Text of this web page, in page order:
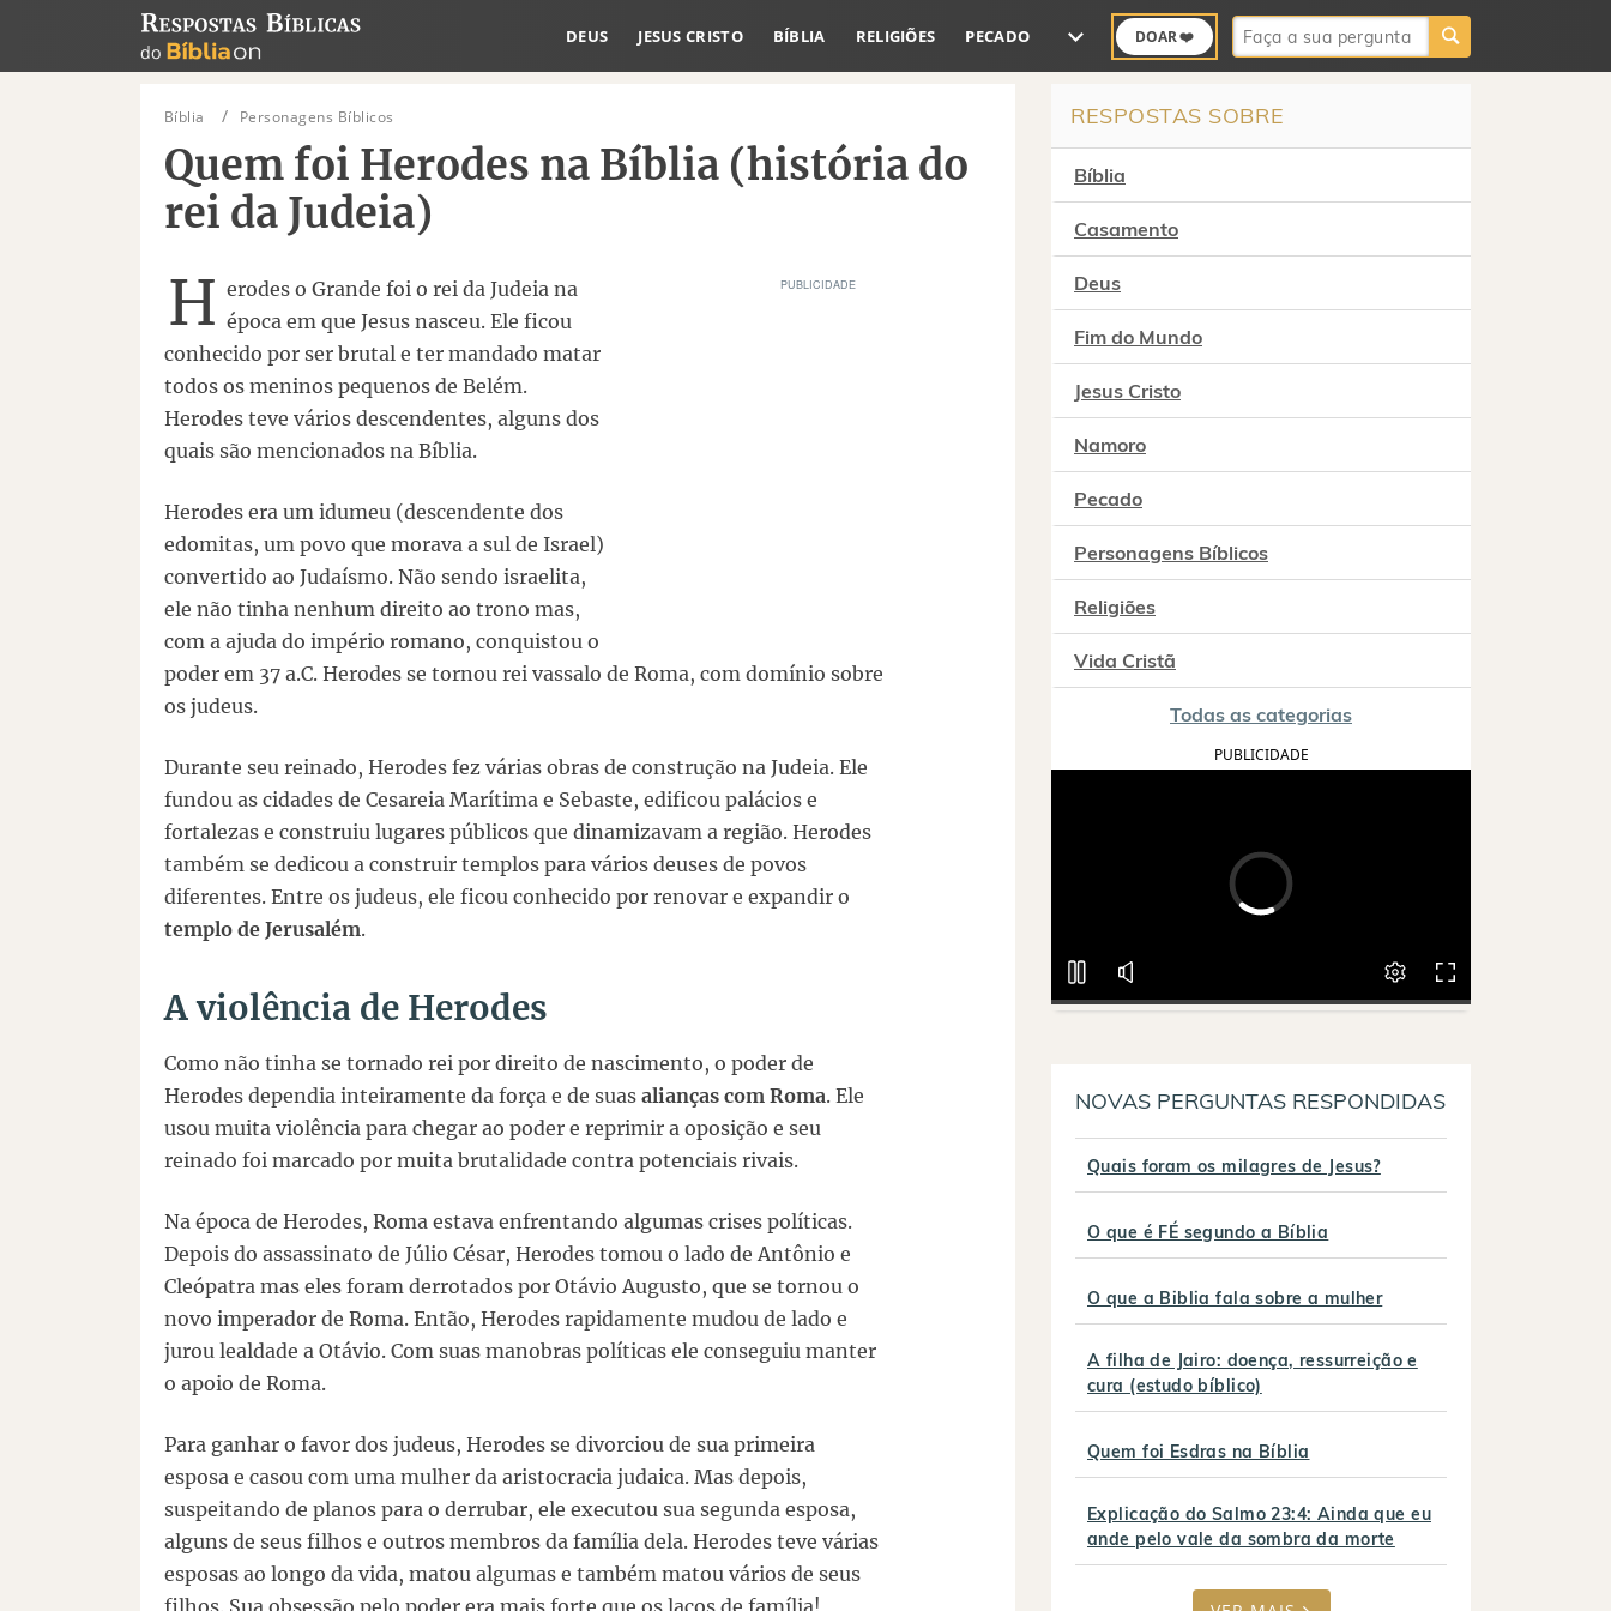
DEUS JESUS CRISTO BÍBLIA RELIGIÕES PECADO DOAR ❤️ Buscar:
Bíblia Personagens Bíblicos
Quem foi Herodes na Bíblia (história do
rei da Judeia)
H erodes o Grande foi o rei da Judeia na
época em que Jesus nasceu. Ele ficou
conhecido por ser brutal e ter mandado matar
todos os meninos pequenos de Belém.
Herodes teve vários descendentes, alguns dos
quais são mencionados na Bíblia.
Herodes era um idumeu (descendente dos
edomitas, um povo que morava a sul de Israel)
convertido ao Judaísmo. Não sendo israelita,
ele não tinha nenhum direito ao trono mas,
com a ajuda do império romano, conquistou o
poder em 37 a.C. Herodes se tornou rei vassalo de Roma, com domínio sobre
os judeus.
Durante seu reinado, Herodes fez várias obras de construção na Judeia. Ele
fundou as cidades de Cesareia Marítima e Sebaste, edificou palácios e
fortalezas e construiu lugares públicos que dinamizavam a região. Herodes
também se dedicou a construir templos para vários deuses de povos
diferentes. Entre os judeus, ele ficou conhecido por renovar e expandir o
templo de Jerusalém.
A violência de Herodes
Como não tinha se tornado rei por direito de nascimento, o poder de
Herodes dependia inteiramente da força e de suas alianças com Roma. Ele
usou muita violência para chegar ao poder e reprimir a oposição e seu
reinado foi marcado por muita brutalidade contra potenciais rivais.
Na época de Herodes, Roma estava enfrentando algumas crises políticas.
Depois do assassinato de Júlio César, Herodes tomou o lado de Antônio e
Cleópatra mas eles foram derrotados por Otávio Augusto, que se tornou o
novo imperador de Roma. Então, Herodes rapidamente mudou de lado e
jurou lealdade a Otávio. Com suas manobras políticas ele conseguiu manter
o apoio de Roma.
Para ganhar o favor dos judeus, Herodes se divorciou de sua primeira
esposa e casou com uma mulher da aristocracia judaica. Mas depois,
suspeitando de planos para o derrubar, ele executou sua segunda esposa,
alguns de seus filhos e outros membros da família dela. Herodes teve várias
esposas ao longo da vida, matou algumas e também matou vários de seus
filhos. Sua obsessão pelo poder era mais forte que os laços de família!
RESPOSTAS SOBRE
Bíblia
Casamento
Deus
Fim do Mundo
Jesus Cristo
Namoro
Pecado
Personagens Bíblicos
Religiões
Vida Cristã
Todas as categorias
PUBLICIDADE
NOVAS PERGUNTAS RESPONDIDAS
Quais foram os milagres de Jesus?
O que é FÉ segundo a Bíblia
O que a Biblia fala sobre a mulher
A filha de Jairo: doença, ressurreição e
cura (estudo bíblico)
Quem foi Esdras na Bíblia
Explicação do Salmo 23:4: Ainda que eu
ande pelo vale da sombra da morte